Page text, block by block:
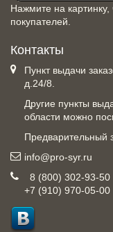
Нажмите на
покупателей.
Контакты
Пункт выдачи
д.24/8.
Другие пункты
области можно
Предварительный
info@pro-syr.ru
8 (800) 302-93-50
+7 (910) 970-05-00